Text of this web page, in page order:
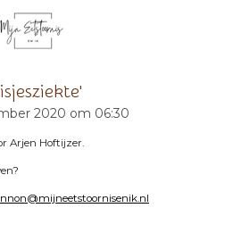
2020 om 06:30
Arjen Hoftijzer.